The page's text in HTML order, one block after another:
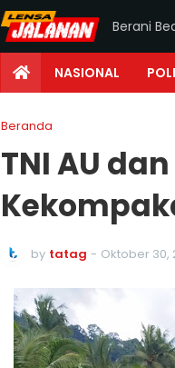
Berani
NASIONAL
Beranda
TNI AU
by tatag - Oktober 30,